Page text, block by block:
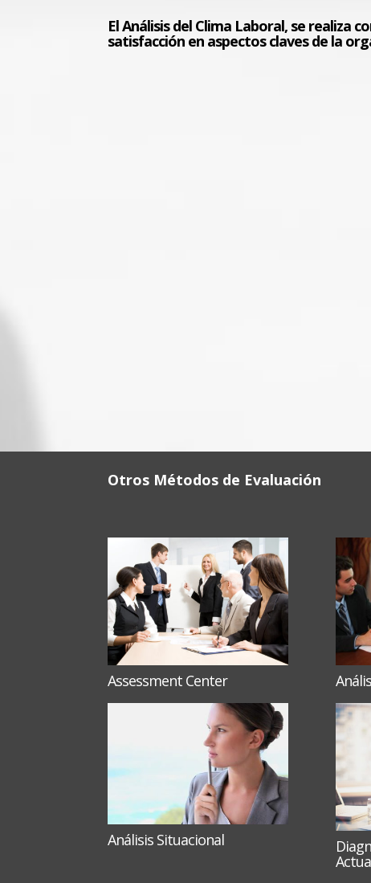
El Análisis del Clima Laboral, se realiza
satisfacción en aspectos claves de la
Otros Métodos de Evaluación
Assessment Center
Análisis Situacional